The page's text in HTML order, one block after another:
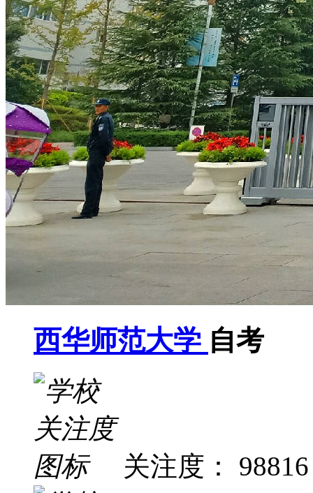
西华师范大学 自考
关注度： 98816